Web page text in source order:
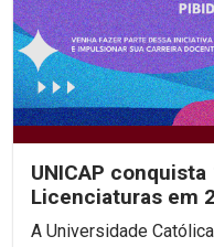
UNICAP conquista
Licenciaturas em
A Universidade